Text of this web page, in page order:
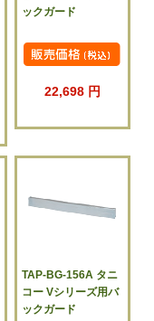
ックガード
22,698 円
TAP-BG-156A タニ
コー Vシリーズ用バ
ックガード